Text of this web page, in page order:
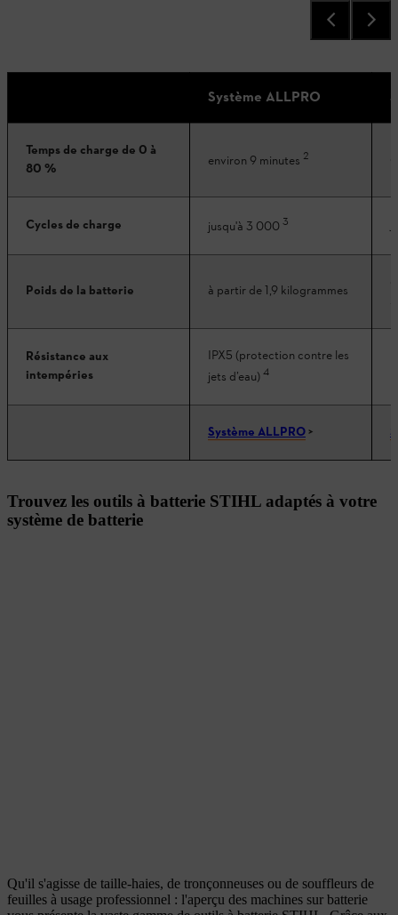
Système ALLPRO
Temps de charge de 0 à
80 %
environ 9 minutes 2
Cycles de charge jusqu'à 3 000 3
Poids de la batterie à partir de 1,9 kilogrammes
Résistance aux
intempéries
IPX5 (protection contre les
jets d’eau)4
Système ALLPRO >
Trouvez les outils à batterie STIHL adaptés à votre
système de batterie
Qu'il s'agisse de taille-haies, de tronçonneuses ou de souffleurs de
feuilles à usage professionnel : l'aperçu des machines sur batterie